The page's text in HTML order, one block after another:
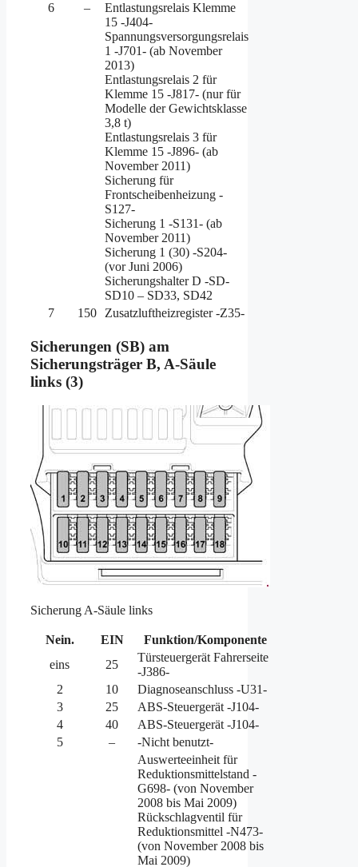
6
–
Entlastungsrelais Klemme
15 -J404-
Spannungsversorgungsrelais
1 -J701- (ab November
2013)
Entlastungsrelais 2 für
Klemme 15 -J817- (nur für
Modelle der Gewichtsklasse
3,8 t)
Entlastungsrelais 3 für
Klemme 15 -J896- (ab
November 2011)
Sicherung für
Frontscheibenheizung -
S127-
Sicherung 1 -S131- (ab
November 2011)
Sicherung 1 (30) -S204-
(vor Juni 2006)
Sicherungshalter D -SD-
SD10 – SD33, SD42
7
150 Zusatzluftheizregister -Z35-
Sicherungen (SB) am
Sicherungsträger B, A-Säule
links (3)
Sicherung A-Säule links
Nein. EIN
Funktion/Komponente
eins
25
Türsteuergerät Fahrerseite
-J386-
2
10
Diagnoseanschluss -U31-
3
25
ABS-Steuergerät -J104-
4
40
ABS-Steuergerät -J104-
5
–
-Nicht benutzt-
Auswerteeinheit für
Reduktionsmittelstand -
G698- (von November
2008 bis Mai 2009)
Rückschlagventil für
Reduktionsmittel -N473-
(von November 2008 bis
Mai 2009)